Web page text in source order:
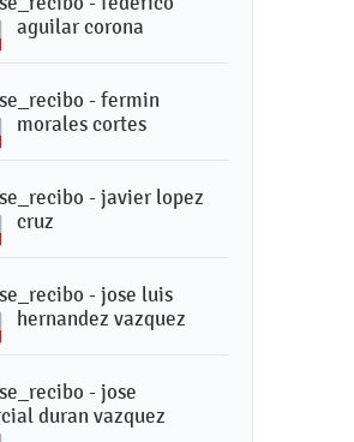
aguilar corona
- fermin
morales cortes
- javier lopez
cruz
- jose luis
hernandez vazquez
- jose
duran vazquez